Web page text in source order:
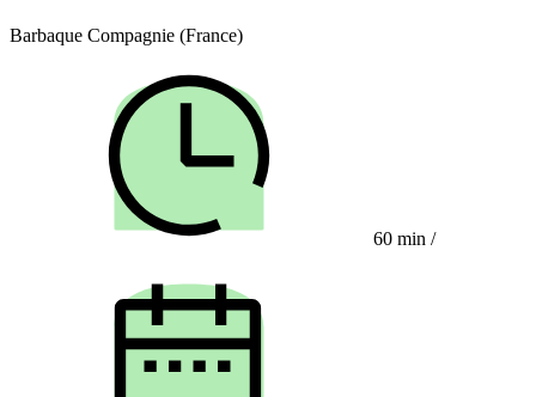
Barbaque Compagnie (France)
60 min /